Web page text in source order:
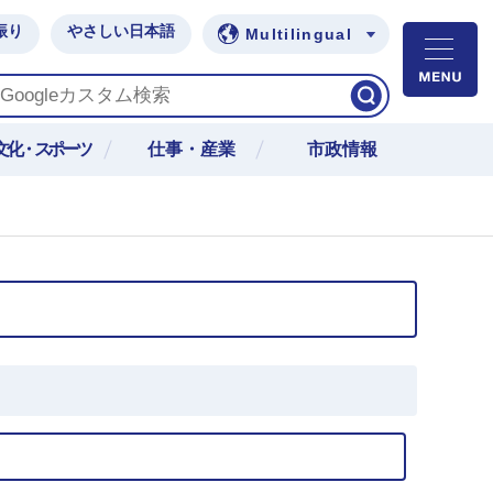
り やさしい日本語 Multilingual
化・スポーツ 仕事・産業 市政情報